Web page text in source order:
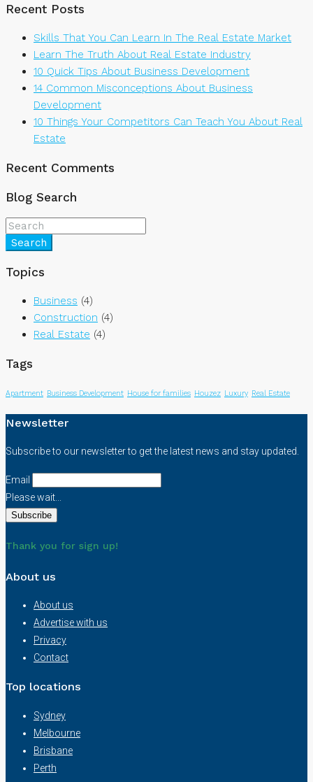
Recent Posts
Skills That You Can Learn In The Real Estate Market
Learn The Truth About Real Estate Industry
10 Quick Tips About Business Development
14 Common Misconceptions About Business
Development
10 Things Your Competitors Can Teach You About Real
Estate
Recent Comments
Blog Search
Search
Topics
Business (4)
Construction (4)
Real Estate (4)
Tags
Apartment Business Development House for families Houzez Luxury Real Estate
Newsletter
Subscribe to our newsletter to get the latest news and stay updated.
Email
Please wait...
Thank you for sign up!
About us
About us
Advertise with us
Privacy
Contact
Top locations
Sydney
Melbourne
Brisbane
Perth